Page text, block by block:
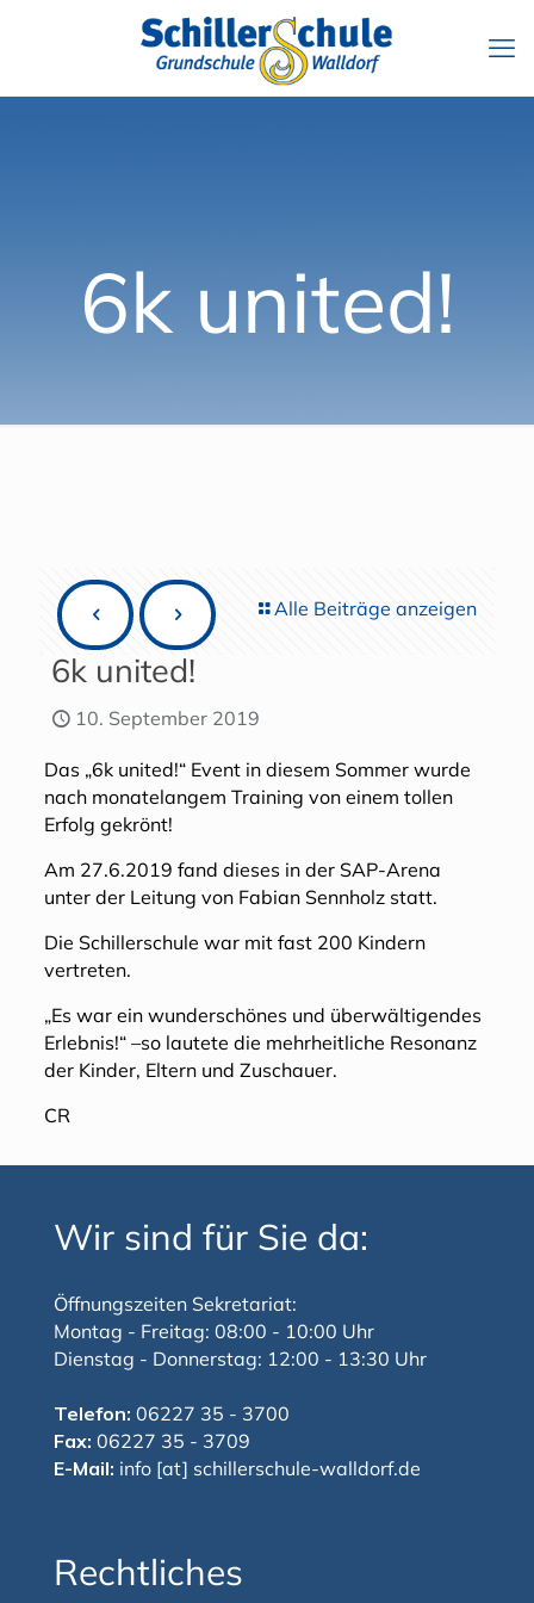
6k united!
Alle Beiträge anzeigen
6k united!
10. September 2019
Das „6k united!“ Event in diesem Sommer wurde
nach monatelangem Training von einem tollen
Erfolg gekrönt!
Am 27.6.2019 fand dieses in der SAP-Arena
unter der Leitung von Fabian Sennholz statt.
Die Schillerschule war mit fast 200 Kindern
vertreten.
„Es war ein wunderschönes und überwältigendes
Erlebnis!“ –so lautete die mehrheitliche Resonanz
der Kinder, Eltern und Zuschauer.
CR
Wir sind für Sie da:
Öffnungszeiten Sekretariat:
Montag - Freitag: 08:00 - 10:00 Uhr
Dienstag - Donnerstag: 12:00 - 13:30 Uhr
Telefon: 06227 35 - 3700
Fax: 06227 35 - 3709
E-Mail: info [at] schillerschule-walldorf.de
Rechtliches